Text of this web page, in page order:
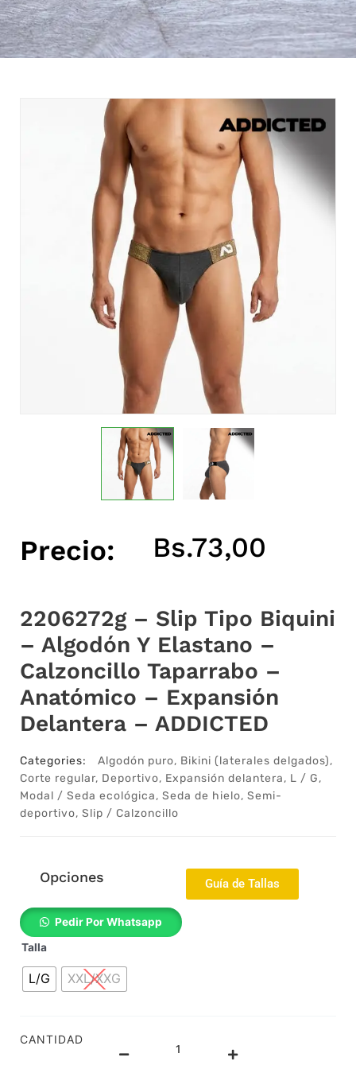
Precio: Bs.73,00
2206272g – Slip Tipo Biquini
– Algodón Y Elastano –
Calzoncillo Taparrabo –
Anatómico – Expansión
Delantera – ADDICTED
Categories: Algodón puro, Bikini (laterales delgados),
Corte regular, Deportivo, Expansión delantera, L / G,
Modal / Seda ecológica, Seda de hielo, Semi-
deportivo, Slip / Calzoncillo
Opciones Guía de Tallas
Pedir Por Whatsapp
Talla
L/G XXL/XXG
CANTIDAD
2206272g
elastano